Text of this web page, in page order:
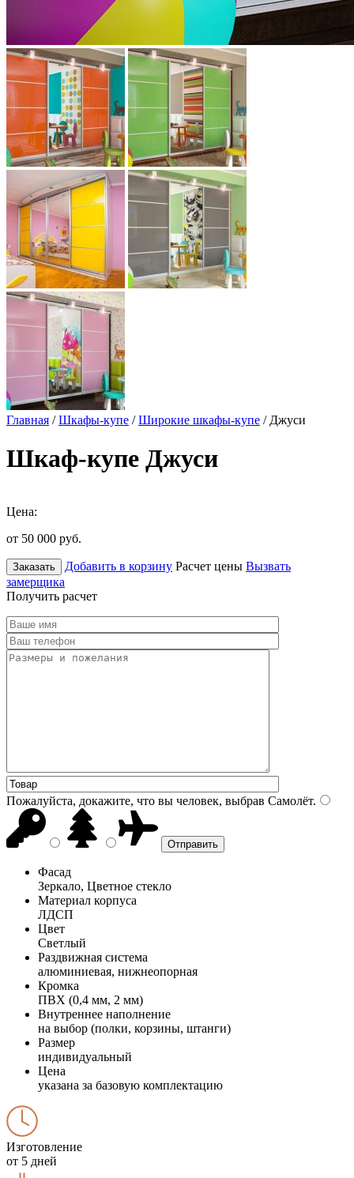
Главная /Шкафы-купе /Широкие шкафы-купе / Джуси
Шкаф-купе Джуси
Цена:
от 50 000 руб.
Заказать Добавить в корзину Расчет цены Вызвать
замерщика
Получить расчет
Пожалуйста, докажите, что вы человек, выбрав Самолёт.
Фасад
Зеркало, Цветное стекло
Материал корпуса
ЛДСП
Цвет
Светлый
Раздвижная система
алюминиевая, нижнеопорная
Кромка
ПВХ (0,4 мм, 2 мм)
Внутреннее наполнение
на выбор (полки, корзины, штанги)
Размер
индивидуальный
Цена
указана за базовую комплектацию
Изготовление
от 5 дней